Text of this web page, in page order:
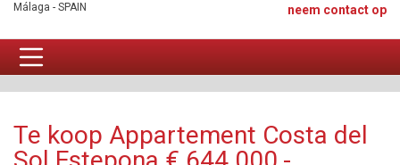
neem contact op
Málaga - SPAIN
Te koop Appartement Costa del